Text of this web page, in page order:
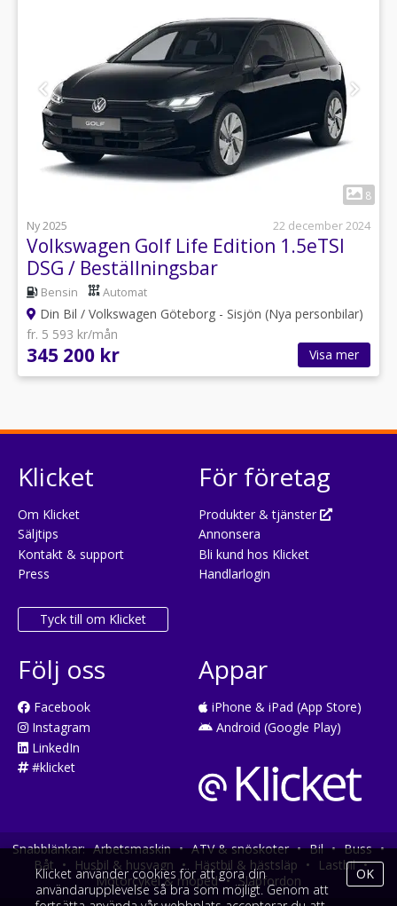
1
8
Ny 2025
22 december 2024
Volkswagen Golf Life Edition 1.5eTSI
DSG / Beställningsbar
Bensin Automat
Din Bil / Volkswagen Göteborg - Sisjön (Nya personbilar)
fr. 5 593 kr/mån
345 200 kr Visa mer
Klicket
Om Klicket
Säljtips
Kontakt & support
Press
Tyck till om Klicket
För företag
Produkter & tjänster
Annonsera
Bli kund hos Klicket
Handlarlogin
Följ oss
Facebook
Instagram
LinkedIn
#klicket
Appar
iPhone & iPad (App Store)
Android (Google Play)
Snabblänkar: Arbetsmaskin • ATV & snöskoter • Bil • Buss •
Båt • Husbil & husvagn • Hästbil & hästsläp • Lastbil •
Motorcykel & moped • Släpfordon
Klicket använder cookies för att göra din
användarupplevelse så bra som möjligt. Genom att
OK